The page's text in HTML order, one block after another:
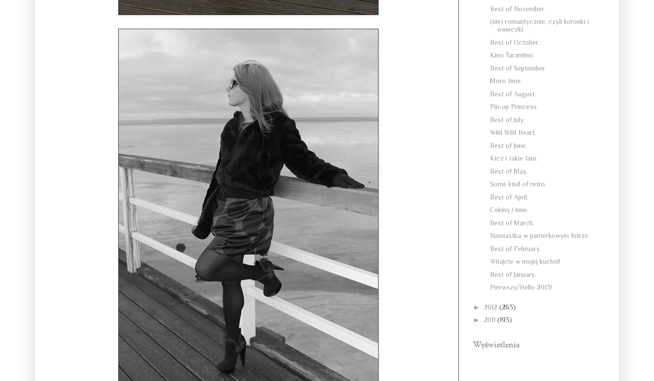
Best of November.
(nie) romantycznie, czyli koronki i
owieczki.
Best of October.
Kino Tarantino.
Best of September.
Moro time.
Best of August.
Pin-up Princess
Best of July.
Wild Wild Heart.
Best of June.
Kicz i takie tam.
Best of May.
Some kind of retro.
Best of April.
Cekiny i inne.
Best of March.
Namiastka w panterkowym futrze.
Best of February.
Witajcie w mojej kuchni!
Best of January.
Pierwszy/Hello 2013!
► 2012 (263)
► 2011 (193)
Wyświetlenia